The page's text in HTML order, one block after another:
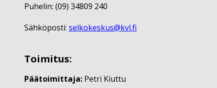
Puhelin: (09) 34809 240
Sähköposti: selkokeskus@kvl.fi
Toimitus:
Päätoimittaja: Petri Kiuttu